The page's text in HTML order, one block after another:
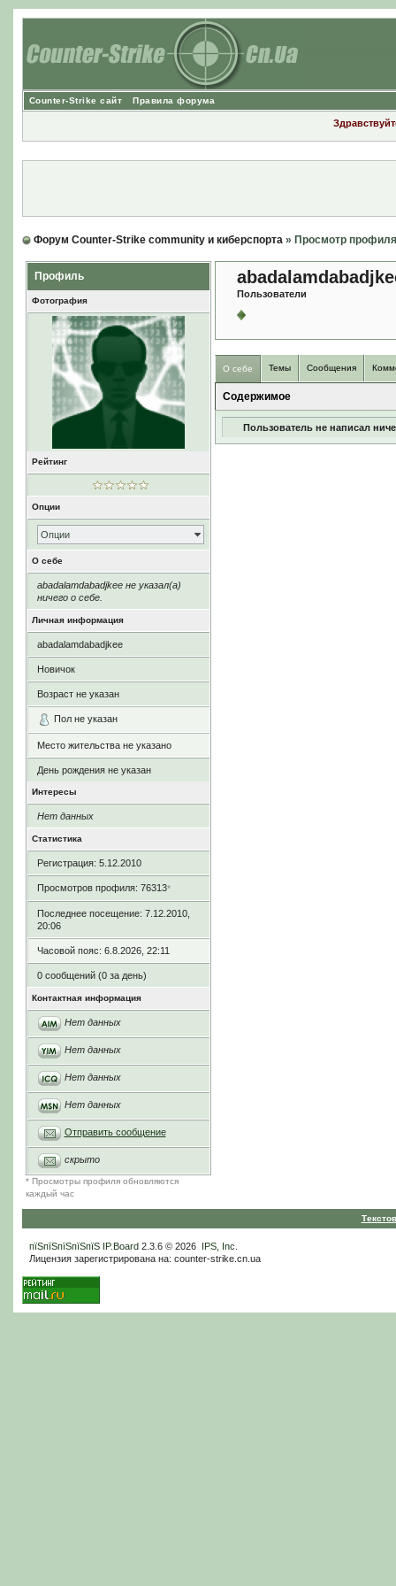
Counter-Strike сайт Правила форума
Форум Counter-Strike community и киберспорта» Просмотр профиля
Профиль
Фотография
Рейтинг
Опции
Опции
О себе
abadalamdabadjkee не указал(а)
ничего о себе.
Личная информация
abadalamdabadjkee
Новичок
Возраст не указан
Пол не указан
Место жительства не указано
День рождения не указан
Интересы
Нет данных
Статистика
Регистрация: 5.12.2010
Просмотров профиля: 76313*
Последнее посещение: 7.12.2010,
20:06
Часовой пояс: 6.8.2026, 22:11
0 сообщений (0 за день)
Контактная информация
Нет данных
Нет данных
Нет данных
Нет данных
Отправить сообщение
скрыто
* Просмотры профиля обновляются
каждый час
Пользователи
О себе Темы Сообщения
Содержимое
Пользователь не написал
пїЅпїЅпїЅпїЅпїЅ IP.Board2.3.6 © 2026 IPS, Inc
Лицензия зарегистрирована на: counter-strike.cn.ua